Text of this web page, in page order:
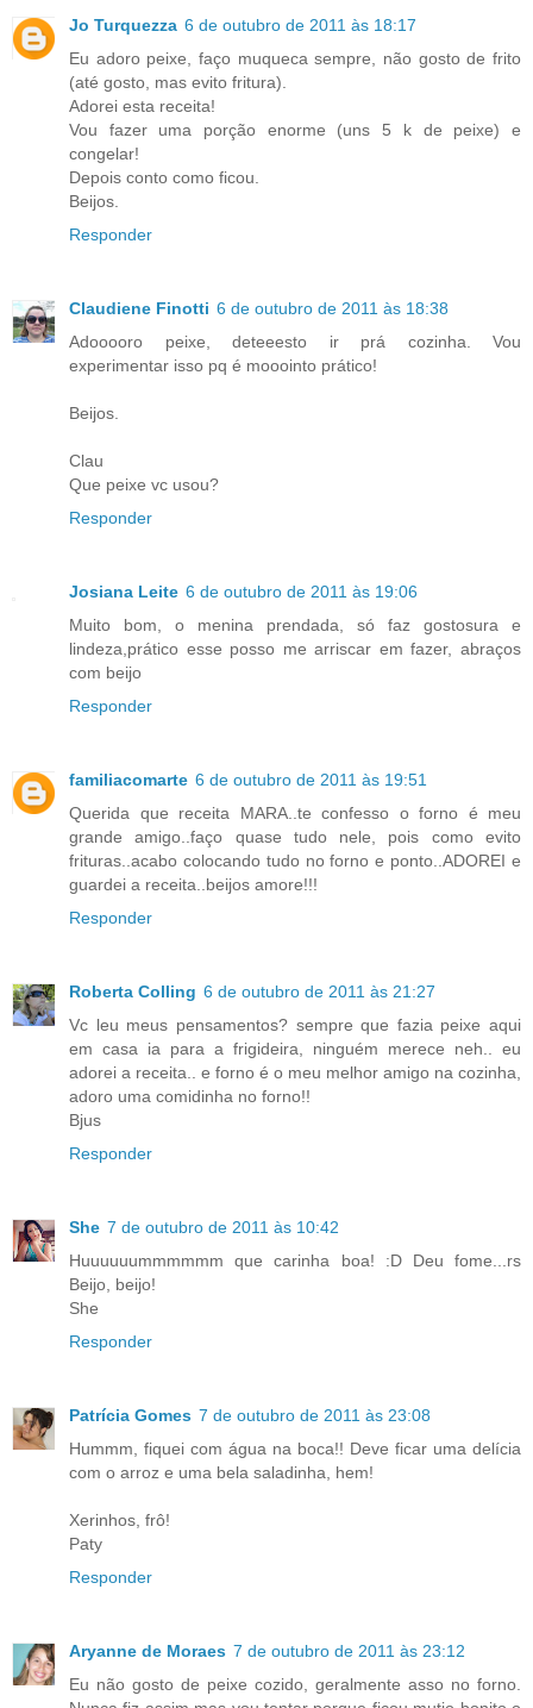
Jo Turquezza 6 de outubro de 2011 às 18:17
Eu adoro peixe, faço muqueca sempre, não gosto de frito
(até gosto, mas evito fritura).
Adorei esta receita!
Vou fazer uma porção enorme (uns 5 k de peixe) e
congelar!
Depois conto como ficou.
Beijos.
Responder
Claudiene Finotti 6 de outubro de 2011 às 18:38
Adooooro peixe, deteeesto ir prá cozinha. Vou
experimentar isso pq é mooointo prático!
Beijos.
Clau
Que peixe vc usou?
Responder
Josiana Leite 6 de outubro de 2011 às 19:06
Muito bom, o menina prendada, só faz gostosura e
lindeza,prático esse posso me arriscar em fazer, abraços
com beijo
Responder
familiacomarte 6 de outubro de 2011 às 19:51
Querida que receita MARA..te confesso o forno é meu
grande amigo..faço quase tudo nele, pois como evito
frituras..acabo colocando tudo no forno e ponto..ADOREI e
guardei a receita..beijos amore!!!
Responder
Roberta Colling 6 de outubro de 2011 às 21:27
Vc leu meus pensamentos? sempre que fazia peixe aqui
em casa ia para a frigideira, ninguém merece neh.. eu
adorei a receita.. e forno é o meu melhor amigo na cozinha,
adoro uma comidinha no forno!!
Bjus
Responder
She 7 de outubro de 2011 às 10:42
Huuuuuummmmmm que carinha boa! :D Deu fome...rs
Beijo, beijo!
She
Responder
Patrícia Gomes 7 de outubro de 2011 às 23:08
Hummm, fiquei com água na boca!! Deve ficar uma delícia
com o arroz e uma bela saladinha, hem!
Xerinhos, frô!
Paty
Responder
Aryanne de Moraes 7 de outubro de 2011 às 23:12
Eu não gosto de peixe cozido, geralmente asso no forno.